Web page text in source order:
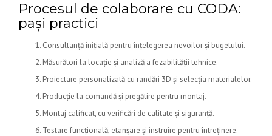
Procesul de colaborare cu CODA:
pași practici
Consultanță inițială pentru înțelegerea nevoilor și bugetului.
Măsurători la locație și analiză a fezabilității tehnice.
Proiectare personalizată cu randări 3D și selecția materialelor.
Producție la comandă și pregătire pentru montaj.
Montaj calificat, cu verificări de calitate și siguranță.
Testare funcțională, etanșare și instruire pentru întreținere.